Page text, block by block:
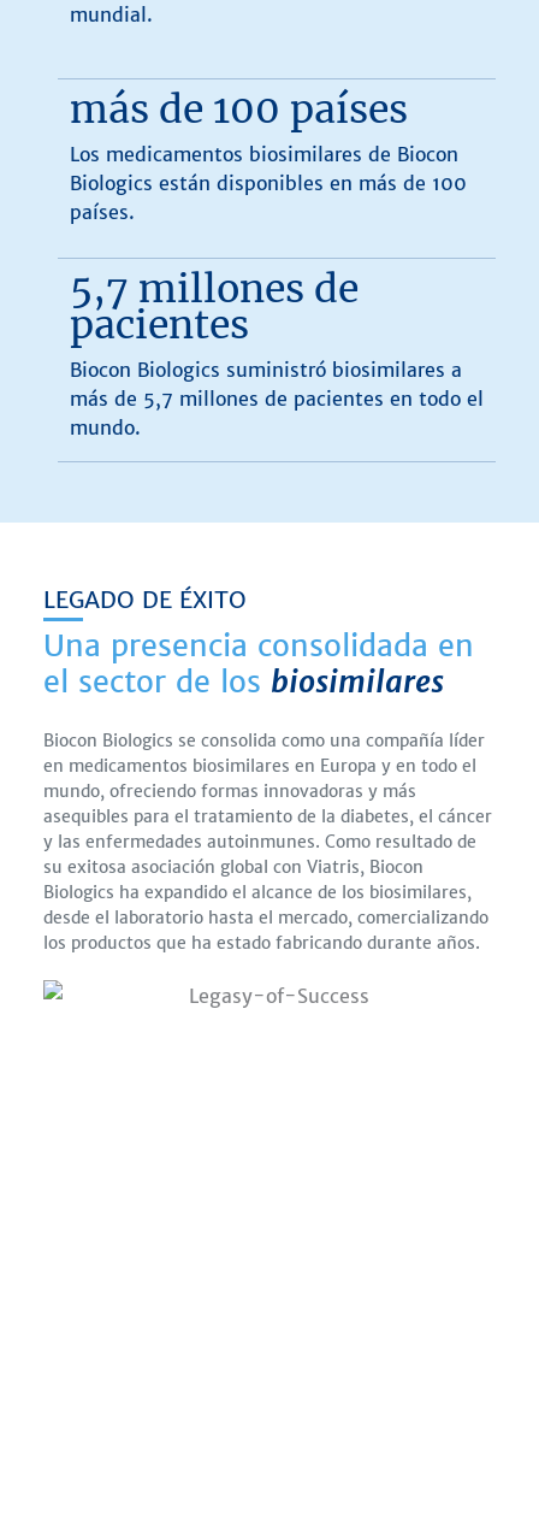
mundial.
más de 100 países
Los medicamentos biosimilares de Biocon
Biologics están disponibles en más de 100
países.
5,7 millones de
pacientes
Biocon Biologics suministró biosimilares a
más de 5,7 millones de pacientes en todo el
mundo.
LEGADO DE ÉXITO
Una presencia consolidada en
el sector de los biosimilares
Biocon Biologics se consolida como una compañía líder
en medicamentos biosimilares en Europa y en todo el
mundo, ofreciendo formas innovadoras y más
asequibles para el tratamiento de la diabetes, el cáncer
y las enfermedades autoinmunes. Como resultado de
su exitosa asociación global con Viatris, Biocon
Biologics ha expandido el alcance de los biosimilares,
desde el laboratorio hasta el mercado, comercializando
los productos que ha estado fabricando durante años.